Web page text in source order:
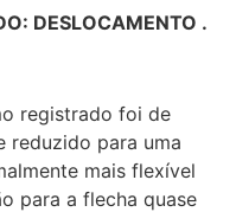
DESLOCAMENTO .
registrado foi de
reduzido para uma
mais flexível
para a flecha quase